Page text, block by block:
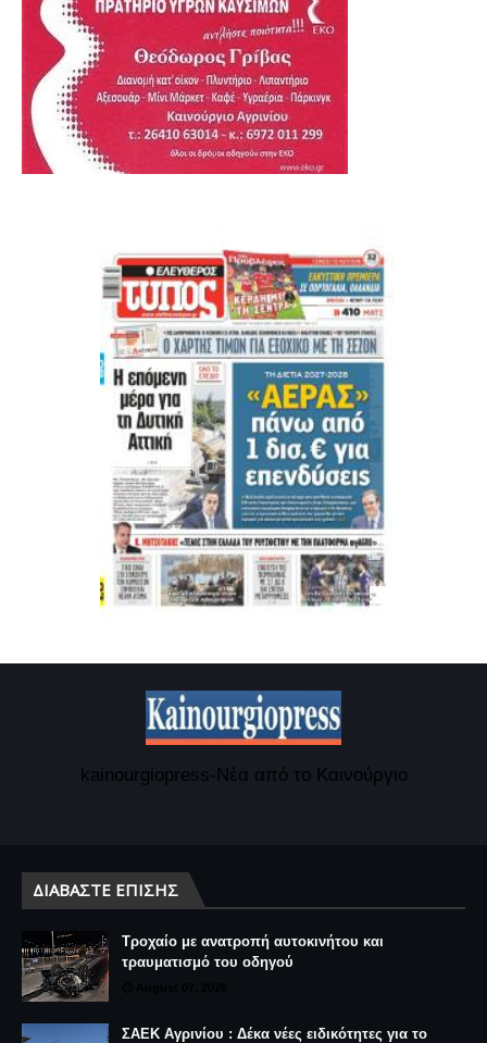
kainourgiopress-Νέα από το Καινούργιο
ΔΙΑΒΆΣΤΕ ΕΠΊΣΗΣ
Τροχαίο με ανατροπή αυτοκινήτου και
τραυματισμό του οδηγού
ΣΑΕΚ Αγρινίου : Δέκα νέες ειδικότητες για το